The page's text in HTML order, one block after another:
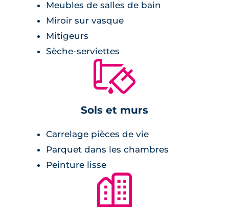
peinture lisse sur les murs,
cuisine équipée et aménagée.
radiateur sèche-serviette,
meuble vasque avec miroir et appliques
carrelage,
cabine de douche ou baignoire selon les
lots.
Meubles de salles de bain
Miroir sur vasque
Mitigeurs
Sèche-serviettes
🔨
Sols et murs
Carrelage pièces de vie
Parquet dans les chambres
Peinture lisse
🏙